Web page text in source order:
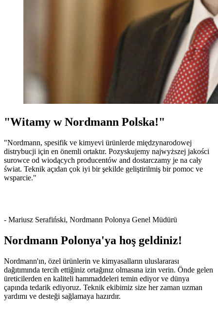
"Witamy w Nordmann Polska!"
"Nordmann, spesifik ve kimyevi ürünlerde międzynarodowej
distrybucji için en önemli ortaktır. Pozyskujemy najwyższej jakości
surowce od wiodących producentów and dostarczamy je na cały
świat. Teknik açıdan çok iyi bir şekilde geliştirilmiş bir pomoc ve
wsparcie."
- Mariusz Serafiński, Nordmann Polonya Genel Müdürü
Nordmann Polonya'ya hoş geldiniz!
Nordmann'ın, özel ürünlerin ve kimyasalların uluslararası
dağıtımında tercih ettiğiniz ortağınız olmasına izin verin. Önde gelen
üreticilerden en kaliteli hammaddeleri temin ediyor ve dünya
çapında tedarik ediyoruz. Teknik ekibimiz size her zaman uzman
yardımı ve desteği sağlamaya hazırdır.